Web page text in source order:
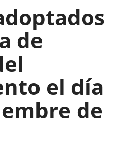
externa.
de
el día
de